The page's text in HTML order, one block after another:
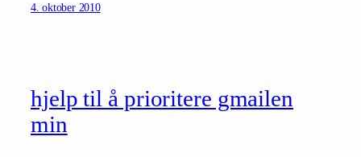
4. oktober 2010
hjelp til å prioritere gmailen
min